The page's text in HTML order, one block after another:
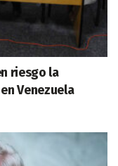
riesgo la
Venezuela